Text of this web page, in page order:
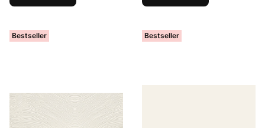
Bestseller Bestseller